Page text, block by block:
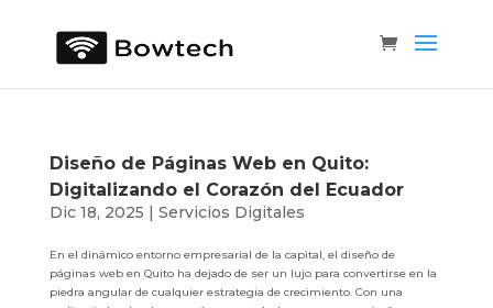
Diseño de Páginas Web en Quito:
Digitalizando el Corazón del Ecuador
Dic 18, 2025 | Servicios Digitales
En el dinámico entorno empresarial de la capital, el diseño de
páginas web en Quito ha dejado de ser un lujo para convertirse en la
piedra angular de cualquier estrategia de crecimiento. Con una